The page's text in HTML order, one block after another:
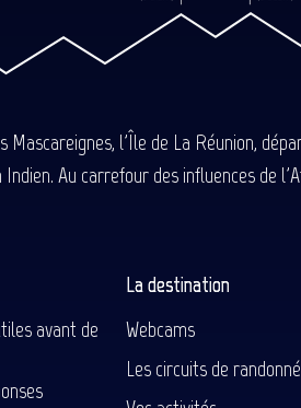
Mascareignes, l'Île de La Réunion,
Au carrefour des influences de
avant de
La destination
Webcams
Les circuits de